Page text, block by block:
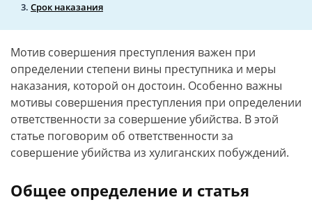
Срок наказания
Мотив совершения преступления важен при
определении степени вины преступника и меры
наказания, которой он достоин. Особенно важны
мотивы совершения преступления при определении
ответственности за совершение убийства. В этой
статье поговорим об ответственности за
совершение убийства из хулиганских побуждений.
Общее определение и статья